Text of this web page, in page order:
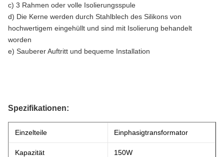
c) 3 Rahmen oder volle Isolierungsspule
d) Die Kerne werden durch Stahlblech des Silikons von
hochwertigem eingehüllt und sind mit Isolierung behandelt
worden
e) Sauberer Auftritt und bequeme Installation
Spezifikationen:
Einzelteile Einphasigtransformator
Kapazität 150W